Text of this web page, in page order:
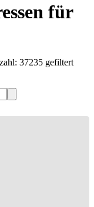
für
37235 gefiltert